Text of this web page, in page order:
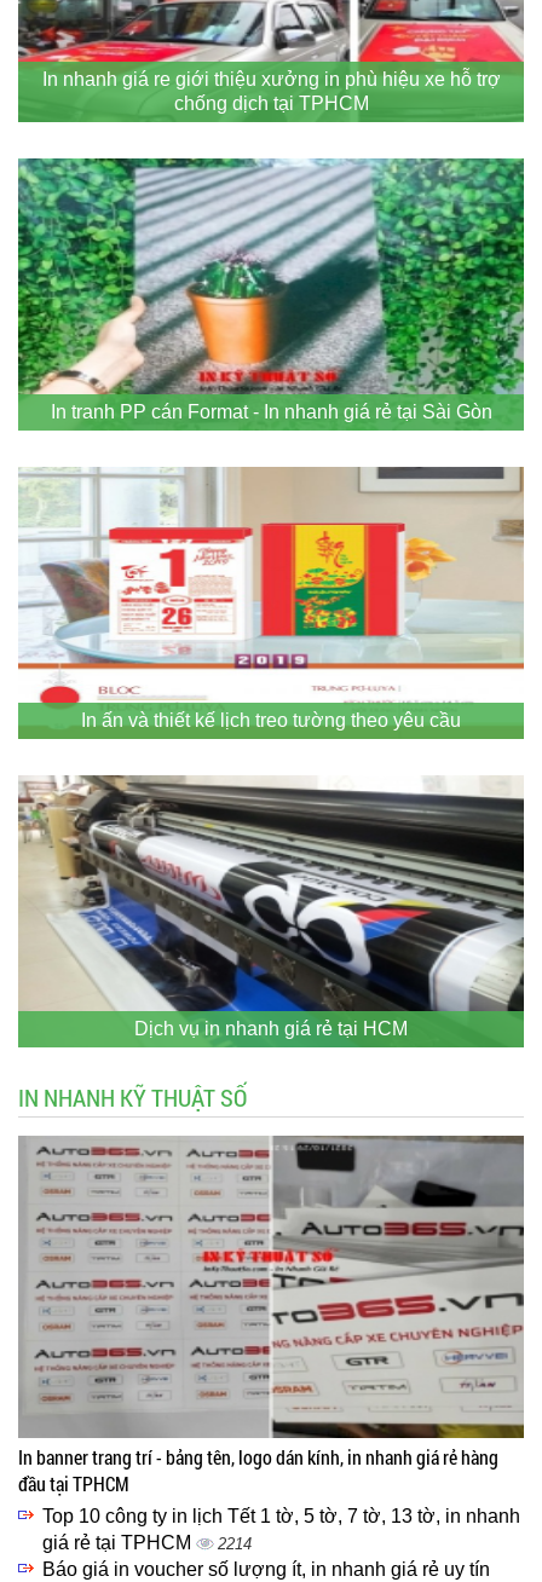
In nhanh giá re giới thiệu xưởng in phù hiệu xe hỗ trợ
chống dịch tại TPHCM
In tranh PP cán Format - In nhanh giá rẻ tại Sài Gòn
In ấn và thiết kế lịch treo tường theo yêu cầu
Dịch vụ in nhanh giá rẻ tại HCM
IN NHANH KỸ THUẬT SỐ
In banner trang trí - bảng tên, logo dán kính, in nhanh giá rẻ hàng
đầu tại TPHCM
Top 10 công ty in lịch Tết 1 tờ, 5 tờ, 7 tờ, 13 tờ, in nhanh
giá rẻ tại TPHCM
2214
Báo giá in voucher số lượng ít, in nhanh giá rẻ uy tín